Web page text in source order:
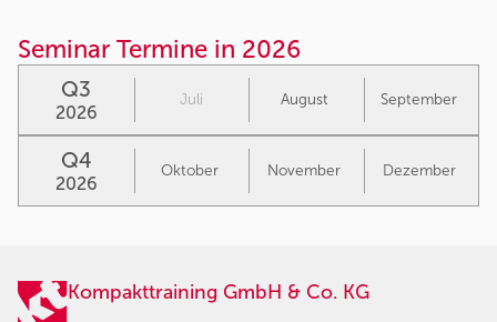
Seminar Termine in 2026
Q3
2026
Juli August September
Q4
2026
Oktober November Dezember
Kompakttraining GmbH & Co. KG